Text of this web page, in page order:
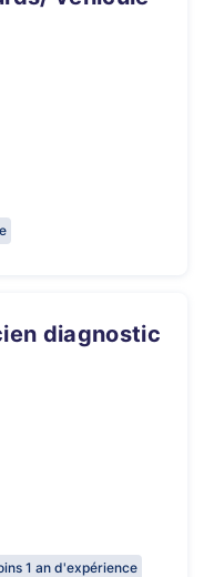
1 an d'expérience